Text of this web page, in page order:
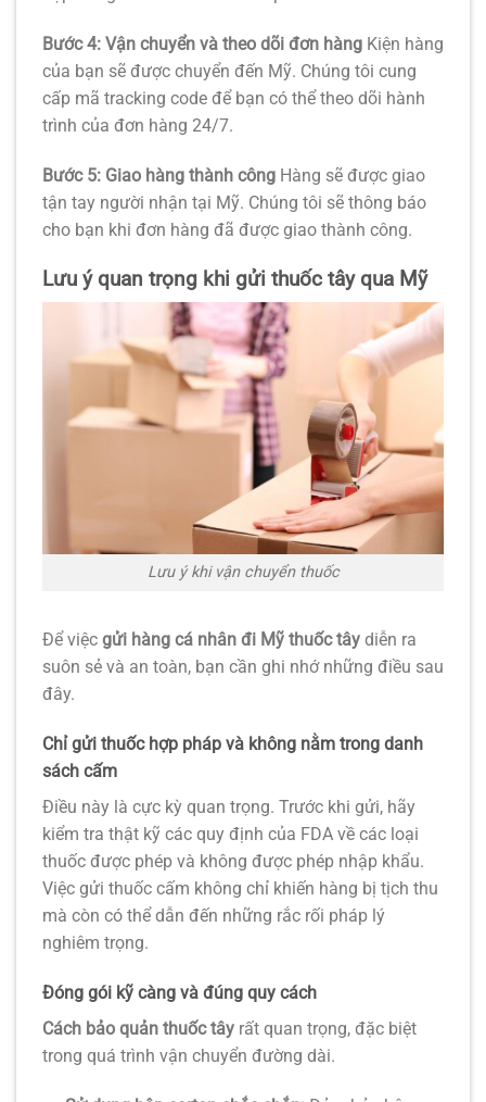
Bước 4: Vận chuyển và theo dõi đơn hàng Kiện hàng
của bạn sẽ được chuyển đến Mỹ. Chúng tôi cung
cấp mã tracking code để bạn có thể theo dõi hành
trình của đơn hàng 24/7.
Bước 5: Giao hàng thành công Hàng sẽ được giao
tận tay người nhận tại Mỹ. Chúng tôi sẽ thông báo
cho bạn khi đơn hàng đã được giao thành công.
Lưu ý quan trọng khi gửi thuốc tây qua Mỹ
Lưu ý khi vận chuyển thuốc
Để việc gửi hàng cá nhân đi Mỹ thuốc tây diễn ra
suôn sẻ và an toàn, bạn cần ghi nhớ những điều sau
đây.
Chỉ gửi thuốc hợp pháp và không nằm trong danh
sách cấm
Điều này là cực kỳ quan trọng. Trước khi gửi, hãy
kiểm tra thật kỹ các quy định của FDA về các loại
thuốc được phép và không được phép nhập khẩu.
Việc gửi thuốc cấm không chỉ khiến hàng bị tịch thu
mà còn có thể dẫn đến những rắc rối pháp lý
nghiêm trọng.
Đóng gói kỹ càng và đúng quy cách
Cách bảo quản thuốc tây rất quan trọng, đặc biệt
trong quá trình vận chuyển đường dài.